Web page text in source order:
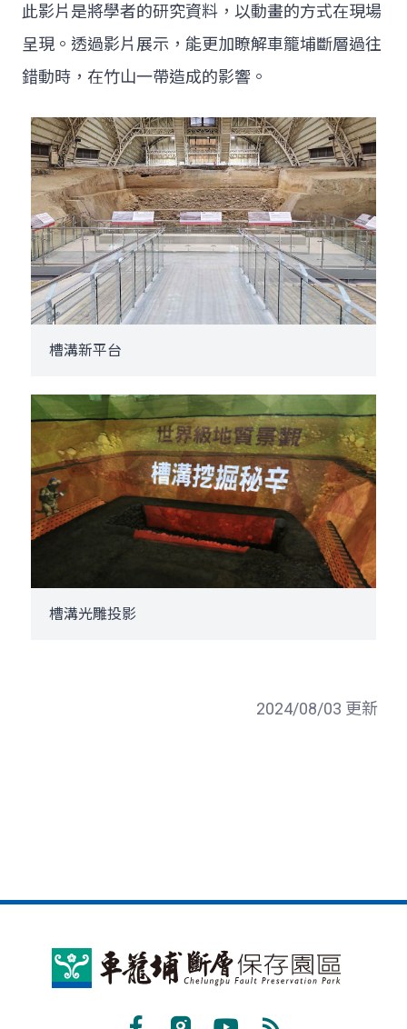
此影片是將學者的研究資料，以動畫的方式在現場
呈現。透過影片展示，能更加瞭解車籠埔斷層過往
錯動時，在竹山一帶造成的影響。
槽溝新平台
槽溝光雕投影
2024/08/03 更新
車